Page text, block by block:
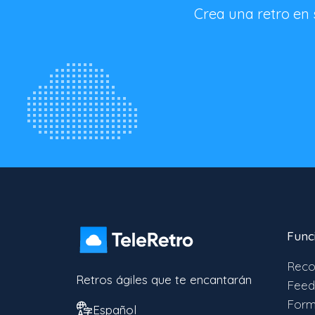
Crea una retro
Retros ágiles que te encantarán
Español